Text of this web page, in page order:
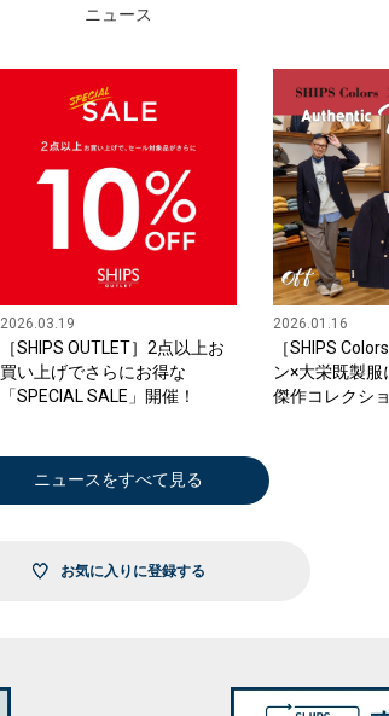
ニュース
2026.03.19
［SHIPS OUTLET］2点以上お
買い上げでさらにお得な
「SPECIAL SALE」開催！
2026.01.16
［SHIPS
ン×大栄既製
傑作コレクシ
ニュースをすべて見る
お気に入りに登録する